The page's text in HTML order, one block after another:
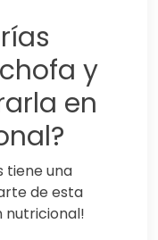
y
en
tiene una
de esta
nutricional!